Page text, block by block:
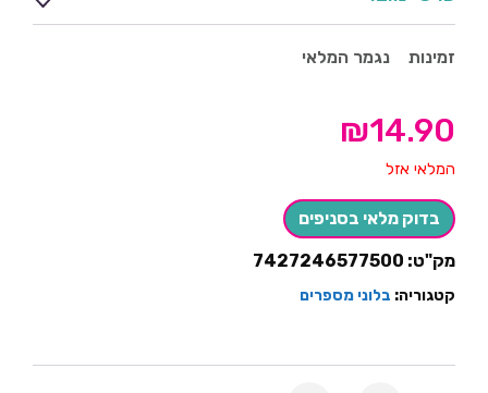
זמינות נגמר המלאי
₪14.90
המלאי אזל
בדוק מלאי בסניפים
מק"ט: 7427246577500
קטגוריה: בלוני מספרים